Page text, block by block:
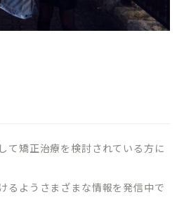
て矯正治療を検討されている方に
るようさまざまな情報を発信中で